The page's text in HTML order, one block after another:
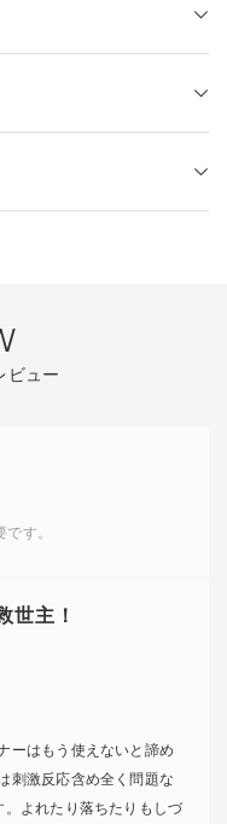
ビュー
です。
世主！
ーはもう使えないと諦め
刺激反応含め全く問題な
よれたり落ちたりもしづ